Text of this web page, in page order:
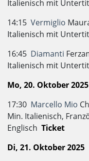
Italienisch mit
14:15 Vermiglio
Italienisch mit
16:45 Diamanti
Italienisch mit
Mo, 20. Oktober 2025
17:30 Marcello Mio
Min. Italienisch,
Englisch Ticket
Di, 21. Oktober 2025